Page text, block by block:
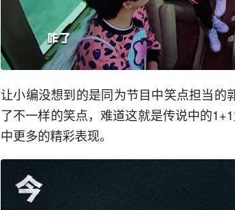
让小编没想到的是同为节目中笑点担当的
了不一样的笑点，难道这就是传说中的
中更多的精彩表现。